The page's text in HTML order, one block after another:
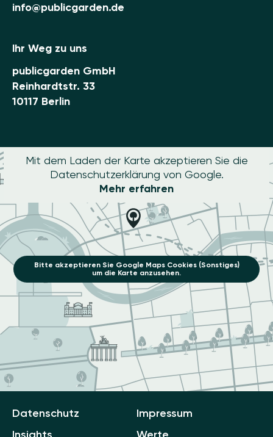
info@publicgarden.de
Ihr Weg zu uns
publicgarden GmbH
Reinhardtstr. 33
10117 Berlin
Mit dem Laden der Karte akzeptieren Sie die
Datenschutzerklärung von Google.
Mehr erfahren
Bitte akzeptieren Sie Google Maps Cookies (Sonstiges)
um die Karte anzusehen.
Datenschutz
Impressum